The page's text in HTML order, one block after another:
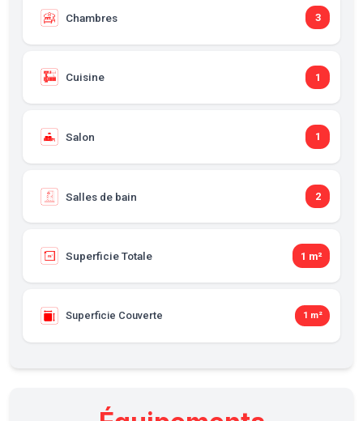
Chambres 3
Cuisine 1
Salon 1
Salles de bain 2
Superficie Totale 1 m²
Superficie Couverte 1 m²